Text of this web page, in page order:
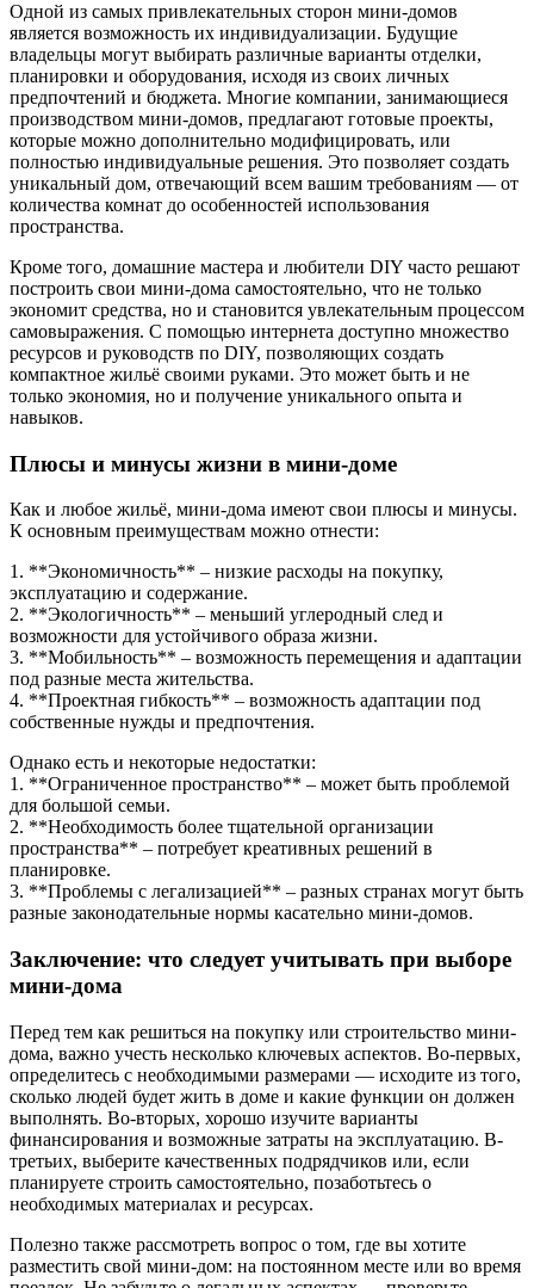
Одной из самых привлекательных сторон мини-домов
является возможность их индивидуализации. Будущие
владельцы могут выбирать различные варианты отделки,
планировки и оборудования, исходя из своих личных
предпочтений и бюджета. Многие компании, занимающиеся
производством мини-домов, предлагают готовые проекты,
которые можно дополнительно модифицировать, или
полностью индивидуальные решения. Это позволяет создать
уникальный дом, отвечающий всем вашим требованиям — от
количества комнат до особенностей использования
пространства.
Кроме того, домашние мастера и любители DIY часто решают
построить свои мини-дома самостоятельно, что не только
экономит средства, но и становится увлекательным процессом
самовыражения. С помощью интернета доступно множество
ресурсов и руководств по DIY, позволяющих создать
компактное жильё своими руками. Это может быть и не
только экономия, но и получение уникального опыта и
навыков.
Плюсы и минусы жизни в мини-доме
Как и любое жильё, мини-дома имеют свои плюсы и минусы.
К основным преимуществам можно отнести:
1. **Экономичность** – низкие расходы на покупку,
эксплуатацию и содержание.
2. **Экологичность** – меньший углеродный след и
возможности для устойчивого образа жизни.
3. **Мобильность** – возможность перемещения и адаптации
под разные места жительства.
4. **Проектная гибкость** – возможность адаптации под
собственные нужды и предпочтения.
Однако есть и некоторые недостатки:
1. **Ограниченное пространство** – может быть проблемой
для большой семьи.
2. **Необходимость более тщательной организации
пространства** – потребует креативных решений в
планировке.
3. **Проблемы с легализацией** – разных странах могут быть
разные законодательные нормы касательно мини-домов.
Заключение: что следует учитывать при выборе
мини-дома
Перед тем как решиться на покупку или строительство мини-
дома, важно учесть несколько ключевых аспектов. Во-первых,
определитесь с необходимыми размерами — исходите из того,
сколько людей будет жить в доме и какие функции он должен
выполнять. Во-вторых, хорошо изучите варианты
финансирования и возможные затраты на эксплуатацию. В-
третьих, выберите качественных подрядчиков или, если
планируете строить самостоятельно, позаботьтесь о
необходимых материалах и ресурсах.
Полезно также рассмотреть вопрос о том, где вы хотите
разместить свой мини-дом: на постоянном месте или во время